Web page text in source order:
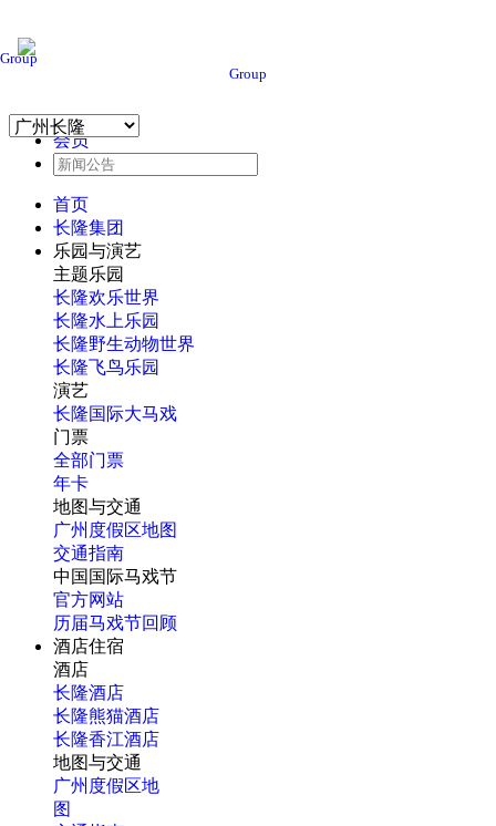
会员
首页
长隆集团
Group
乐园与演艺
主题乐园
长隆欢乐世界
长隆水上乐园
长隆野生动物世界
长隆飞鸟乐园
演艺
长隆国际大马戏
门票
全部门票
年卡
地图与交通
广州度假区地图
交通指南
中国国际马戏节
官方网站
历届马戏节回顾
酒店住宿
酒店
长隆酒店
长隆熊猫酒店
长隆香江酒店
地图与交通
广州度假区地
图
Group